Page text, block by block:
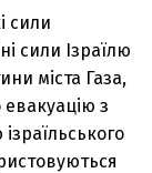
сили
сили Ізраїлю
міста Газа,
з